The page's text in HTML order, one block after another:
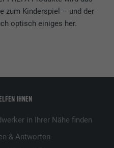
zum Kinderspiel – und der
optisch einiges her.
IHNEN
in Ihrer Nähe finden
& Antworten
Verfolgung der
eingebetteten
um Besucher auf